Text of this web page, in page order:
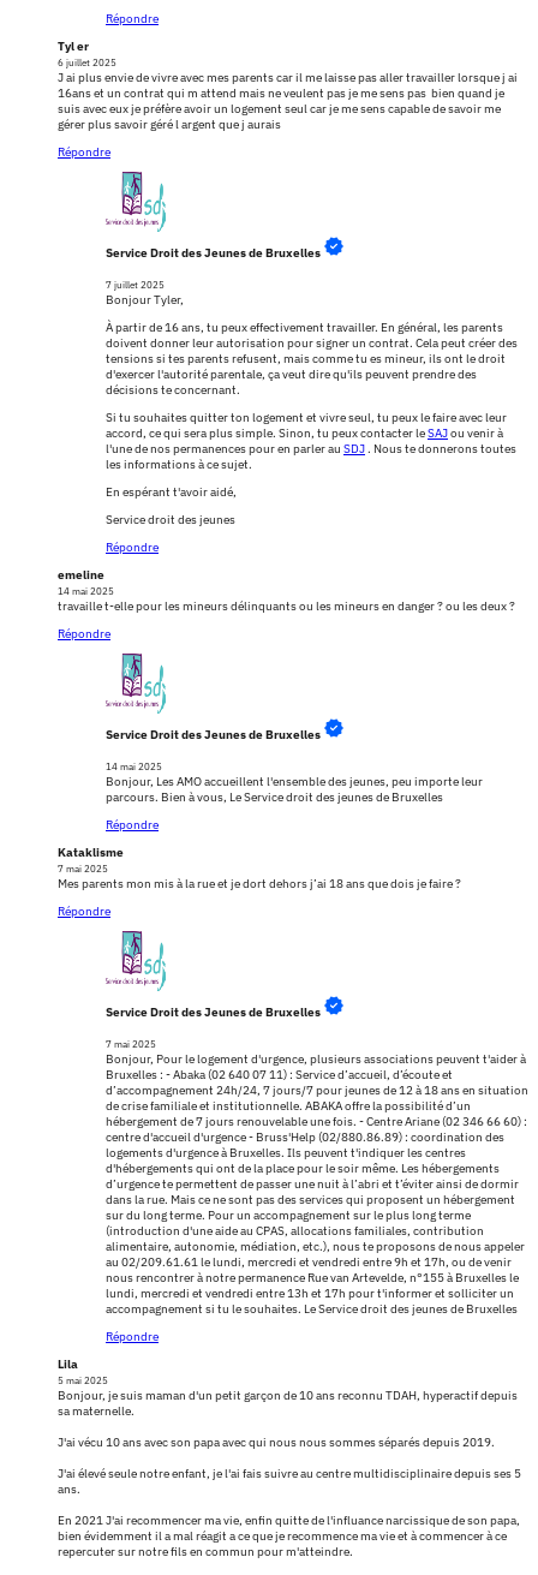
Répondre
Tyl er
6 juillet 2025
J ai plus envie de vivre avec mes parents car il me laisse pas aller travailler lorsque j ai
16ans et un contrat qui m attend mais ne veulent pas je me sens pas bien quand je
suis avec eux je préfère avoir un logement seul car je me sens capable de savoir me
gérer plus savoir géré l argent que j aurais
Répondre
Service Droit des Jeunes de Bruxelles
7 juillet 2025
Bonjour Tyler,
À partir de 16 ans, tu peux effectivement travailler. En général, les parents
doivent donner leur autorisation pour signer un contrat. Cela peut créer des
tensions si tes parents refusent, mais comme tu es mineur, ils ont le droit
d'exercer l'autorité parentale, ça veut dire qu'ils peuvent prendre des
décisions te concernant.
Si tu souhaites quitter ton logement et vivre seul, tu peux le faire avec leur
accord, ce qui sera plus simple. Sinon, tu peux contacter leSAJou venir à
l'une de nos permanences pour en parler au SDJ. Nous te donnerons toutes
les informations à ce sujet.
En espérant t'avoir aidé,
Service droit des jeunes
Répondre
emeline
14 mai 2025
travaille t-elle pour les mineurs délinquants ou les mineurs en danger ? ou les deux ?
Répondre
Service Droit des Jeunes de Bruxelles
14 mai 2025
Bonjour, Les AMO accueillent l'ensemble des jeunes, peu importe leur
parcours. Bien à vous, Le Service droit des jeunes de Bruxelles
Répondre
Kataklisme
7 mai 2025
Mes parents mon mis à la rue et je dort dehors j’ai 18 ans que dois je faire ?
Répondre
Service Droit des Jeunes de Bruxelles
7 mai 2025
Bonjour, Pour le logement d'urgence, plusieurs associations peuvent t'aider à
Bruxelles : - Abaka (02 640 07 11) : Service d’accueil, d’écoute et
d’accompagnement 24h/24, 7 jours/7 pour jeunes de 12 à 18 ans en situation
de crise familiale et institutionnelle. ABAKA offre la possibilité d’un
hébergement de 7 jours renouvelable une fois. - Centre Ariane (02 346 66 60) :
centre d'accueil d'urgence - Bruss'Help (02/880.86.89) : coordination des
logements d'urgence à Bruxelles. Ils peuvent t'indiquer les centres
d'hébergements qui ont de la place pour le soir même. Les hébergements
d’urgence te permettent de passer une nuit à l’abri et t’éviter ainsi de dormir
dans la rue. Mais ce ne sont pas des services qui proposent un hébergement
sur du long terme. Pour un accompagnement sur le plus long terme
(introduction d'une aide au CPAS, allocations familiales, contribution
alimentaire, autonomie, médiation, etc.), nous te proposons de nous appeler
au 02/209.61.61 le lundi, mercredi et vendredi entre 9h et 17h, ou de venir
nous rencontrer à notre permanence Rue van Artevelde, n°155 à Bruxelles le
lundi, mercredi et vendredi entre 13h et 17h pour t'informer et solliciter un
accompagnement si tu le souhaites. Le Service droit des jeunes de Bruxelles
Répondre
Lila
5 mai 2025
Bonjour, je suis maman d'un petit garçon de 10 ans reconnu TDAH, hyperactif depuis
sa maternelle.
J'ai vécu 10 ans avec son papa avec qui nous nous sommes séparés depuis 2019.
J'ai élevé seule notre enfant, je l'ai fais suivre au centre multidisciplinaire depuis ses 5
ans.
En 2021 J'ai recommencer ma vie, enfin quitte de l'influance narcissique de son papa,
bien évidemment il a mal réagit a ce que je recommence ma vie et à commencer à ce
repercuter sur notre fils en commun pour m'atteindre.